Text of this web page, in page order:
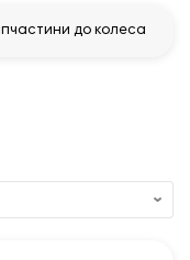
до колеса